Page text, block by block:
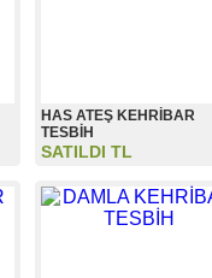
HAS ATEŞ KEHRİBAR
TESBİH
SATILDI TL